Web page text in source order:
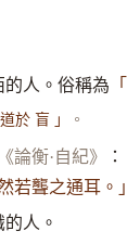
人。俗稱為
道於 盲 」 。
《論衡·自紀》 ：
若聾之通耳。」
人。